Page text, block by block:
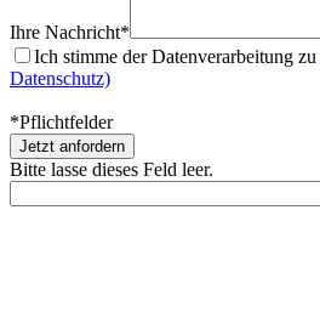
Ihre Nachricht*
Ich stimme der Datenverarbeitung zu
Datenschutz)
*Pflichtfelder
Bitte lasse dieses Feld leer.